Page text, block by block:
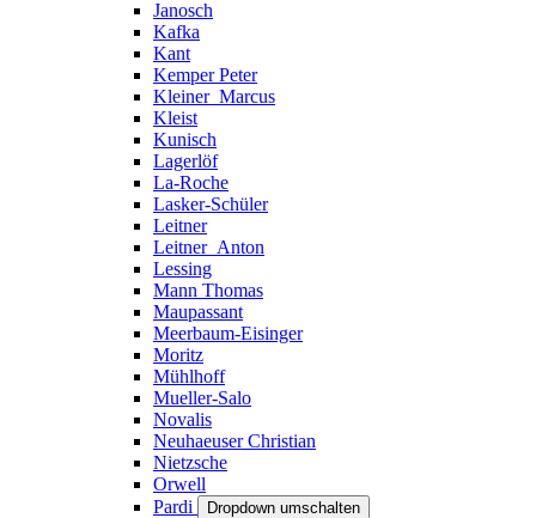
Janosch
Kafka
Kant
Kemper Peter
Kleiner_Marcus
Kleist
Kunisch
Lagerlöf
La-Roche
Lasker-Schüler
Leitner
Leitner_Anton
Lessing
Mann Thomas
Maupassant
Meerbaum-Eisinger
Moritz
Mühlhoff
Mueller-Salo
Novalis
Neuhaeuser Christian
Nietzsche
Orwell
Pardi
Dropdown umschalten